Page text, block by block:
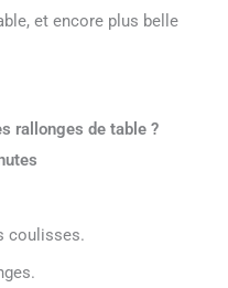
et encore plus belle
rallonges de table ?
coulisses.